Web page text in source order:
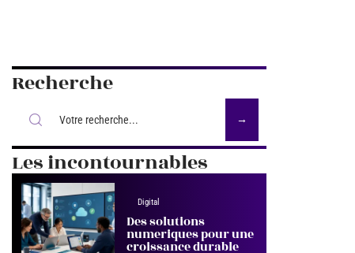
Recherche
Les incontournables
Digital
Des solutions
numeriques pour une
croissance durable